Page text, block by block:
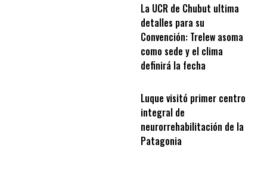
La UCR de Chubut ultima
detalles para su
Convención: Trelew asoma
como sede y el clima
definirá la fecha
Luque visitó primer centro
integral de
neurorrehabilitación de la
Patagonia